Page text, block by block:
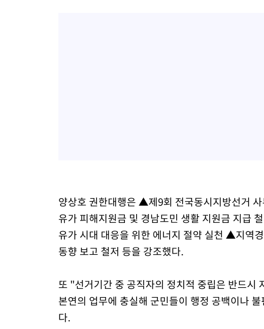
양상호 권한대행은 ▲제9회 전국동시지방선거
유가 피해지원금 및 경남도민 생활 지원금 지급
유가 시대 대응을 위한 에너지 절약 실천 ▲지역
동향 보고 철저 등을 강조했다.
또 "선거기간 중 공직자의 정치적 중립은 반드
본연의 업무에 충실해 군민들이 행정 공백이나
다.